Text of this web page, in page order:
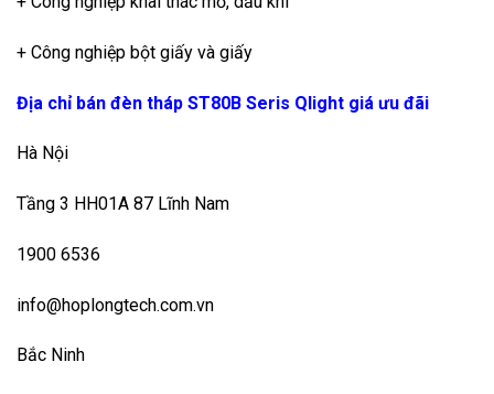
+ Công nghiệp bột giấy và giấy
Địa chỉ bán đèn tháp ST80B Seris Qlight giá ưu đãi
Hà Nội
Tầng 3 HH01A 87 Lĩnh Nam
1900 6536
info@hoplongtech.com.vn
Bắc Ninh